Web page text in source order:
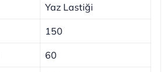
Yaz Lastiği
150
60